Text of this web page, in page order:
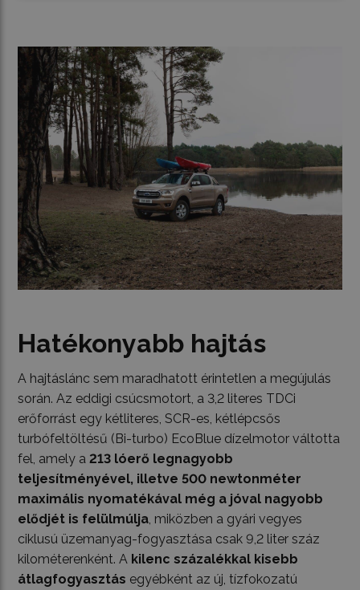
Hatékonyabb hajtás
A hajtáslánc sem maradhatott érintetlen a megújulás
során. Az eddigi csúcsmotort, a 3,2 literes TDCi
erőforrást egy kétliteres, SCR-es, kétlépcsős
turbófeltöltésű (Bi-turbo) EcoBlue dízelmotor váltotta
fel, amely a213 lóerő legnagyobb
teljesítményével, illetve 500 newtonméter
maximális nyomatékával még a jóval nagyobb
elődjét is felülmúlja, miközben a gyári vegyes
ciklusú üzemanyag-fogyasztása csak 9,2 liter száz
kilométerenként. A kilenc százalékkal kisebb
átlagfogyasztás egyébként az új, tízfokozatú